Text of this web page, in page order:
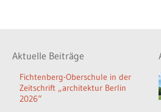
Aktuelle Beiträge
Fichtenberg-Oberschule in der
Zeitschrift „architektur Berlin
2026“